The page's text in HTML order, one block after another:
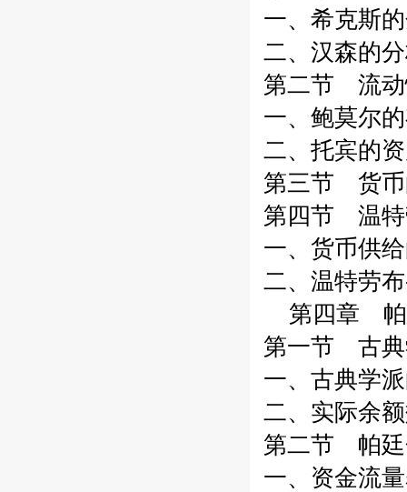
一、希克斯
二、汉森的
第二节 流动
一、鲍莫尔
二、托宾的
第三节 货币
第四节 温特
一、货币供
二、温特劳
第四章 帕
第一节 古典
一、古典学
二、实际余
第二节 帕廷
一、资金流